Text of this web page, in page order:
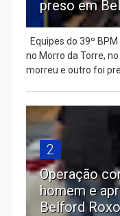
preso em
Equipes do 39º
no Morro da Torre,
morreu e outro foi
2
Operação
homem e
Belford Roxo